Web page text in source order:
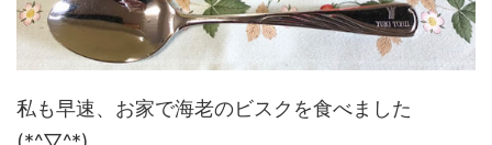
私も早速、お家で海老のビスクを食べました